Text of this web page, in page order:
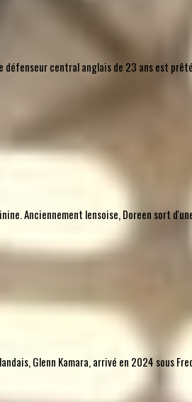
défenseur central anglais de 23 ans est
Anciennement lensoise, Doreen sort
Glenn Kamara, arrivé en 2024 sous